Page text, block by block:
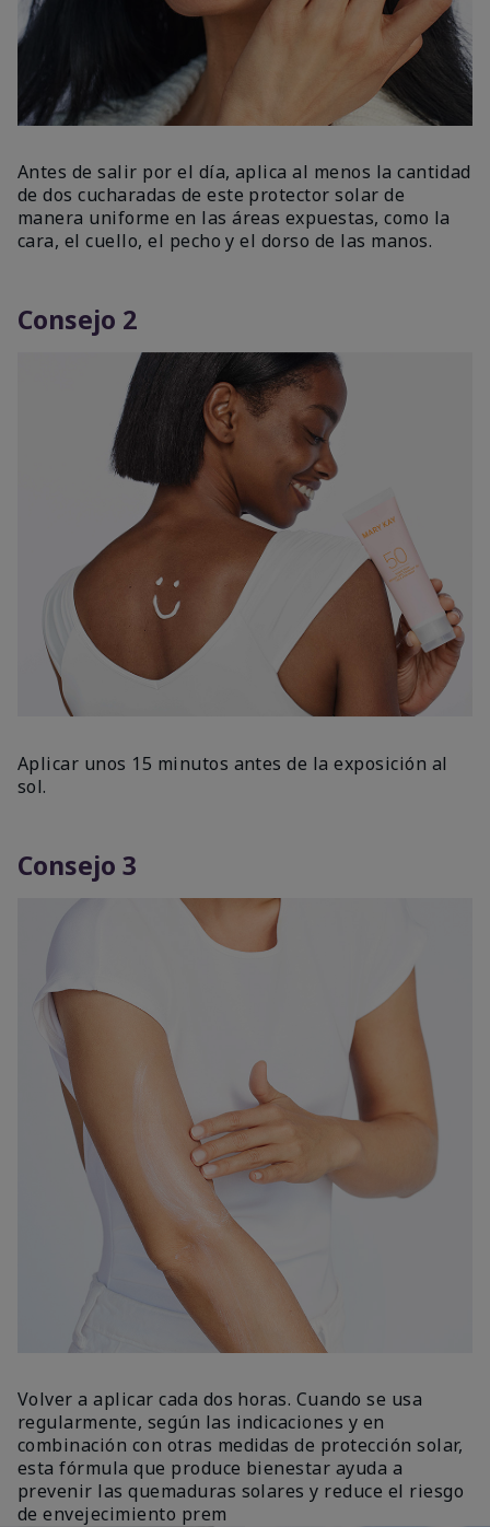
Antes de salir por el día, aplica al menos la cantidad
de dos cucharadas de este protector solar de
manera uniforme en las áreas expuestas, como la
cara, el cuello, el pecho y el dorso de las manos.
Consejo 2
Aplicar unos 15 minutos antes de la exposición al
sol.
Consejo 3
Volver a aplicar cada dos horas. Cuando se usa
regularmente, según las indicaciones y en
combinación con otras medidas de protección solar,
esta fórmula que produce bienestar ayuda a
prevenir las quemaduras solares y reduce el riesgo
de envejecimiento prem